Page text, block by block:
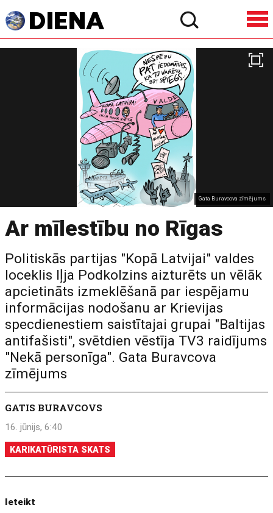
Gata Buravcova zīmējums
Ar mīlestību no Rīgas
Politiskās partijas "Kopā Latvijai" valdes
loceklis Iļja Podkolzins aizturēts un vēlāk
apcietināts izmeklēšanā par iespējamu
informācijas nodošanu ar Krievijas
specdienestiem saistītajai grupai "Baltijas
antifašisti", svētdien vēstīja TV3 raidījums
"Nekā personīga". Gata Buravcova
zīmējums
GATIS BURAVCOVS
16. jūnijs, 6:40
KARIKATŪRISTA SKATS
Ieteikt